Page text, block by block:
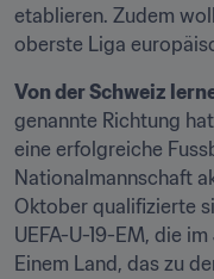
etablieren. Zudem
oberste Liga
Von der Schweiz
genannte Richtung
eine erfolgreiche
Nationalmannschaft
Oktober qualifizierte
UEFA-U-19-EM, die
Einem Land, das zu